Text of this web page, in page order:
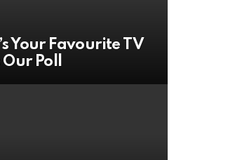
Your Favourite TV
Poll